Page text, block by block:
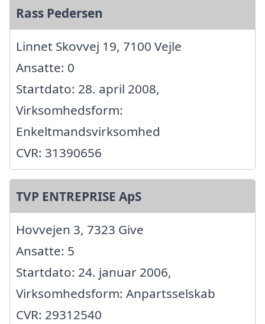
Rass Pedersen
Linnet Skovvej 19, 7100 Vejle
Ansatte: 0
Startdato: 28. april 2008,
Virksomhedsform:
Enkeltmandsvirksomhed
CVR: 31390656
TVP ENTREPRISE ApS
Hovvejen 3, 7323 Give
Ansatte: 5
Startdato: 24. januar 2006,
Virksomhedsform: Anpartsselskab
CVR: 29312540